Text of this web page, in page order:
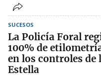
SUCESOS
La Policía Foral
100% de
en los controles de
Estella